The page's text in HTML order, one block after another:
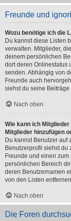
Freunde und
Wozu benötige ich die
Du kannst diese Listen
verwalten. Mitglieder,
deinem persönlichen
dort deren Onlinestatus
senden. Abhängig von
Freunde auch
siehst du seine
Nach oben
Wie kann ich
Mitglieder hinzufügen
Du kannst Benutzer auf
Benutzerprofil siehst
Freunde und einen
persönlichen Bereich
deren Benutzernamen
von den Listen
Nach oben
Die Foren